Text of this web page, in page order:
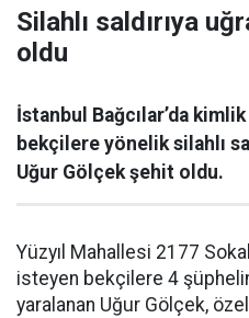
Silahlı saldırıya
oldu
İstanbul Bağcılar’da
bekçilere yönelik silahlı
Uğur Gölçek şehit oldu.
Yüzyıl Mahallesi 2177
isteyen bekçilere 4
yaralanan Uğur Gölçek,